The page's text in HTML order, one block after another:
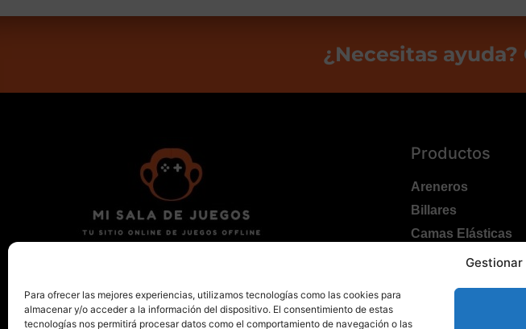
Para ofrecer las mejores experiencias, utilizamos tecnologías como las cookies para
almacenar y/o acceder a la información del dispositivo. El consentimiento de estas
tecnologías nos permitirá procesar datos como el comportamiento de navegación o las
¿Necesitas
Productos
Areneros
Billares
Camas Elásticas
Coches Kart